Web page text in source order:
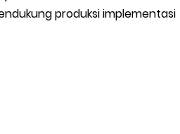
produksi implementasi